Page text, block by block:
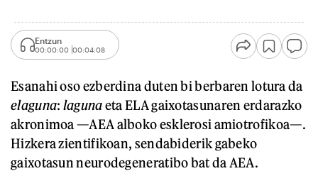
Entzun
00:00:00 00:04:08
Esanahi oso ezberdina duten bi berbaren lotura da
elaguna: lagunaeta ELA gaixotasunaren erdarazko
akronimoa —AEA alboko esklerosi amiotrofikoa—.
Hizkera zientifikoan, sendabiderik gabeko
gaixotasun neurodegeneratibo bat da AEA.